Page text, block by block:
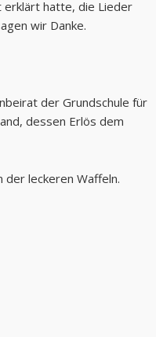
erklärt hatte, die Lieder
wir Danke.
der Grundschule für
dessen Erlös dem
der leckeren Waffeln.